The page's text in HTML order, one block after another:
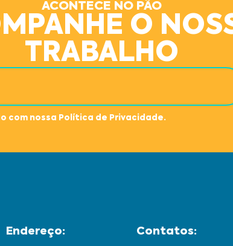
ACONTECE NO PÃO
O
TRABALHO
com nossa Política de Privacidade.
Endereço:​ Contatos: